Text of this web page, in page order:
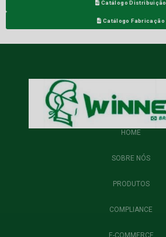
Catálogo Distribuição
Catálogo Fabricação
HOME
SOBRE NÓS
PRODUTOS
COMPLIANCE